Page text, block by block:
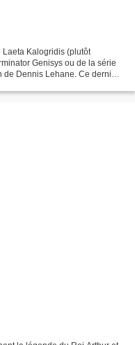
Kalogridis (plutôt
Genisys ou de la série
Dennis Lehane. Ce dernier,